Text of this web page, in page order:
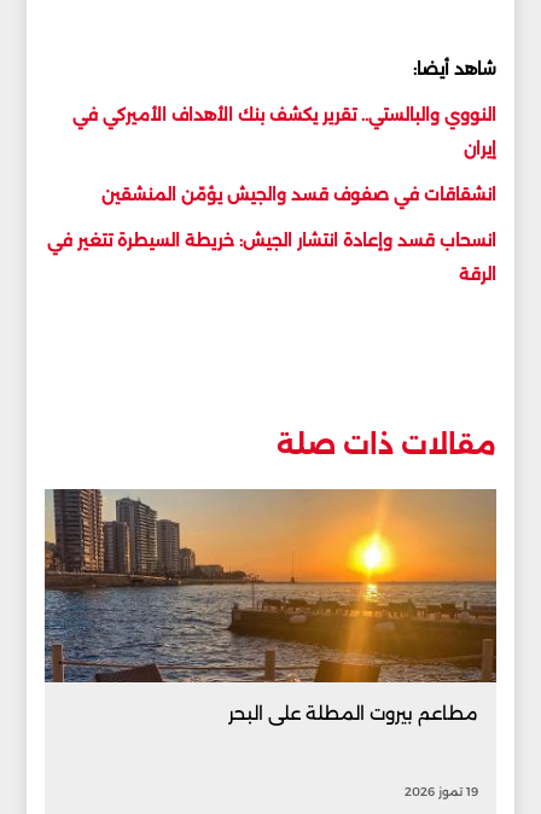
شاهد أيضا:
النووي والبالستي.. تقرير يكشف بنك الأهداف الأميركي في
إيران
انشقاقات في صفوف قسد والجيش يؤمّن المنشقين
انسحاب قسد وإعادة انتشار الجيش: خريطة السيطرة تتغير في
الرقة
مقالات ذات صلة
مطاعم بيروت المطلة على البحر
19 تموز 2026